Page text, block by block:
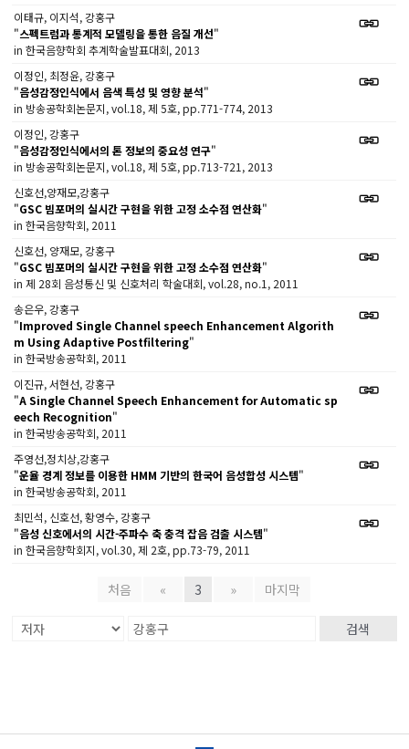
이태규, 이지석, 강홍구
"스펙트럼과 통계적 모델링을 통한 음질 개선"
in 한국음향학회 추계학술발표대회, 2013
이정인, 최정윤, 강홍구
"음성감정인식에서 음색 특성 및 영향 분석"
in 방송공학회논문지, vol.18, 제 5호, pp.771-774, 2013
이정인, 강홍구
"음성감정인식에서의 톤 정보의 중요성 연구"
in 방송공학회논문지, vol.18, 제 5호, pp.713-721, 2013
신호선,양재모,강홍구
"GSC 빔포머의 실시간 구현을 위한 고정 소수점 연산화"
in 한국음향학회, 2011
신호선, 양재모, 강홍구
"GSC 빔포머의 실시간 구현을 위한 고정 소수점 연산화"
in 제 28회 음성통신 및 신호처리 학술대회, vol.28, no.1, 2011
송은우, 강홍구
"Improved Single Channel speech Enhancement Algorith
m Using Adaptive Postfiltering"
in 한국방송공학회, 2011
이진규, 서현선, 강홍구
"A Single Channel Speech Enhancement for Automatic sp
eech Recognition"
in 한국방송공학회, 2011
주영선,정치상,강홍구
"운율 경계 정보를 이용한 HMM 기반의 한국어 음성합성 시스템"
in 한국방송공학회, 2011
최민석, 신호선, 황영수, 강홍구
"음성 신호에서의 시간-주파수 축 충격 잡음 검출 시스템"
in 한국음향학회지, vol.30, 제 2호, pp.73-79, 2011
처음 « 3 » 마지막
검색